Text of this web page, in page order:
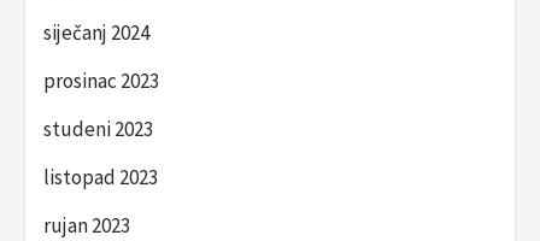
siječanj 2024
prosinac 2023
studeni 2023
listopad 2023
rujan 2023